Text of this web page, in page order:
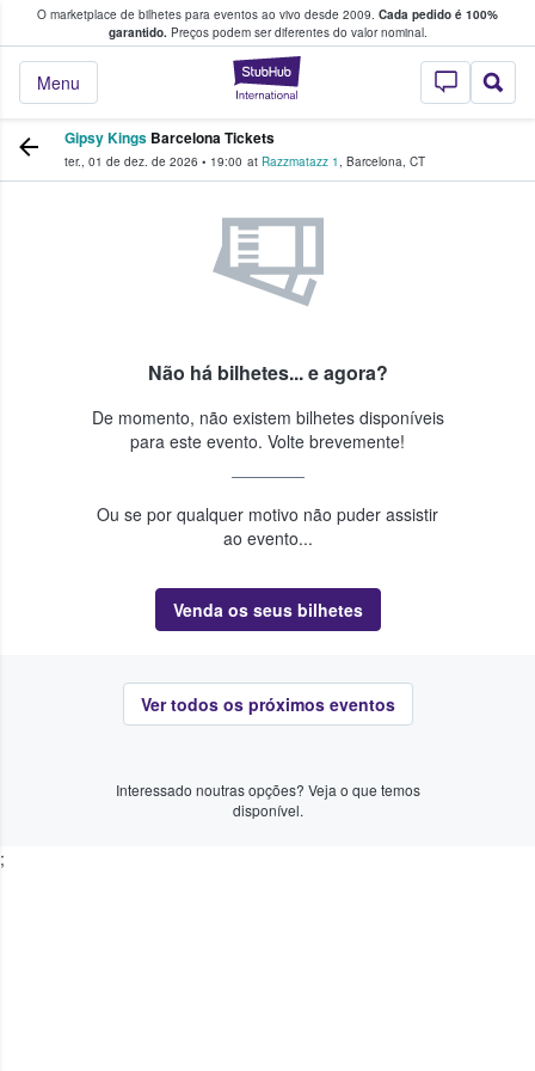
O marketplace de bilhetes para eventos ao vivo desde 2009. Cada pedido é 100%
garantido.Preços podem ser diferentes do valor nominal.
StubHub – onde
Menu
fãs compram e vendem bilhetes
Gipsy Kings Barcelona Tickets
ter., 01 de dez. de 2026 • 19:00 at Razzmatazz 1, Barcelona, CT
Não há bilhetes... e agora?
De momento, não existem bilhetes disponíveis
para este evento. Volte brevemente!
Ou se por qualquer motivo não puder assistir
ao evento...
Venda os seus bilhetes
Ver todos os próximos eventos
Interessado noutras opções? Veja o que temos
disponível.
;